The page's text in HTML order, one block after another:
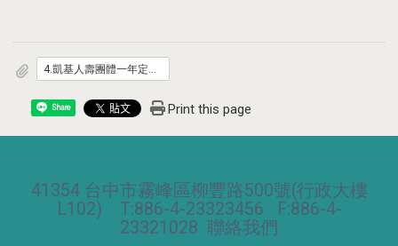
Share Print this page
41354 台中市霧峰區柳豐路500號(行政大樓
L102) T:886-4-23323456 F:886-4-
23321028 聯絡我們